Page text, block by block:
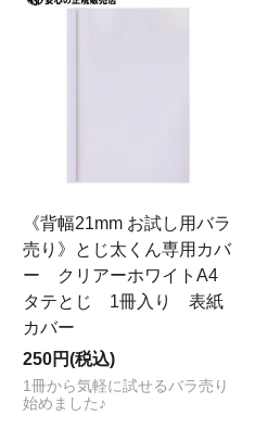
《背幅21mm お試し用バラ
売り》とじ太くん専用カバ
ー クリアーホワイトA4
タテとじ 1冊入り 表紙
カバー
250円(税込)
1冊から気軽に試せるバラ売り
始めました♪